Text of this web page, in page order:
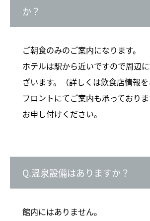
か？
ご朝食のみのご案内になります。
ホテルは駅から近いですので周辺
ざいます。（詳しくは飲食店情報
フロントにてご案内も承っており
お申し付けください。
Q.温泉設備はありますか？
館内にはありません。